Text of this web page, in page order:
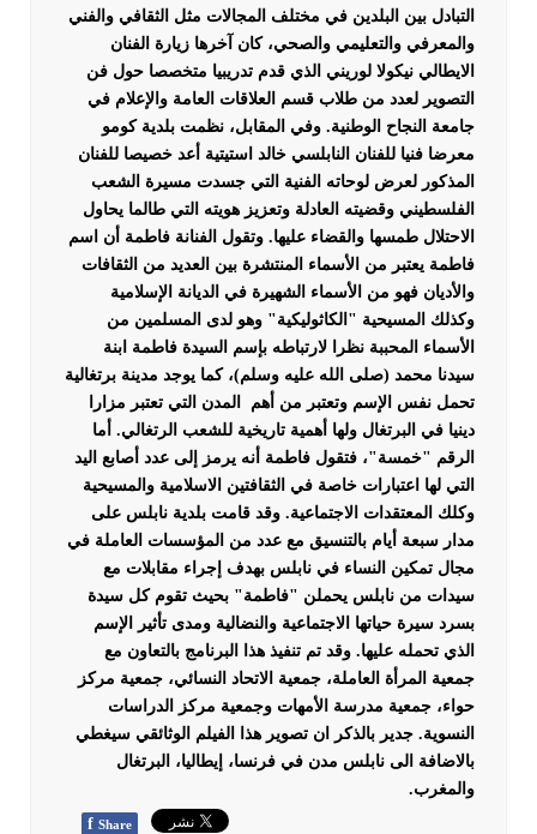
التبادل بين البلدين في مختلف المجالات مثل الثقافي والفني
والمعرفي والتعليمي والصحي، كان آخرها زيارة الفنان
الايطالي نيكولا لوريني الذي قدم تدريبيا متخصصا حول فن
التصوير لعدد من طلاب قسم العلاقات العامة والإعلام في
جامعة النجاح الوطنية. وفي المقابل، نظمت بلدية كومو
معرضا فنيا للفنان النابلسي خالد استيتية أعد خصيصا للفنان
المذكور لعرض لوحاته الفنية التي جسدت مسيرة الشعب
الفلسطيني وقضيته العادلة وتعزيز هويته التي طالما يحاول
الاحتلال طمسها والقضاء عليها. وتقول الفنانة فاطمة أن اسم
فاطمة يعتبر من الأسماء المنتشرة بين العديد من الثقافات
والأديان فهو من الأسماء الشهيرة في الديانة الإسلامية
وكذلك المسيحية "الكاثوليكية" وهو لدى المسلمين من
الأسماء المحببة نظرا لارتباطه بإسم السيدة فاطمة ابنة
سيدنا محمد (صلى الله عليه وسلم)، كما يوجد مدينة برتغالية
تحمل نفس الإسم وتعتبر من أهم المدن التي تعتبر مزارا
دينيا في البرتغال ولها أهمية تاريخية للشعب الرتغالي. أما
الرقم "خمسة"، فتقول فاطمة أنه يرمز إلى عدد أصابع اليد
التي لها اعتبارات خاصة في الثقافتين الاسلامية والمسيحية
وكلك المعتقدات الاجتماعية. وقد قامت بلدية نابلس على
مدار سبعة أيام بالتنسيق مع عدد من المؤسسات العاملة في
مجال تمكين النساء في نابلس بهدف إجراء مقابلات مع
سيدات من نابلس يحملن "فاطمة" بحيث تقوم كل سيدة
بسرد سيرة حياتها الاجتماعية والنضالية ومدى تأثير الإسم
الذي تحمله عليها. وقد تم تنفيذ هذا البرنامج بالتعاون مع
جمعية المرأة العاملة، جمعية الاتحاد النسائي، جمعية مركز
حواء، جمعية مدرسة الأمهات وجمعية مركز الدراسات
النسوية. جدير بالذكر ان تصوير هذا الفيلم الوثائقي سيغطي
بالاضافة الى نابلس مدن في فرنسا، إيطاليا، البرتغال
والمغرب.
f Share